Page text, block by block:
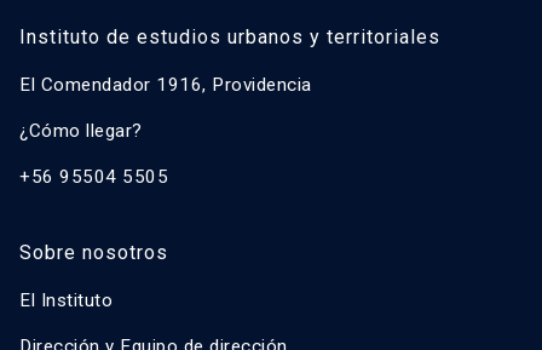
Instituto de estudios urbanos y territoriales
El Comendador 1916, Providencia
¿Cómo llegar?
+56 95504 5505
Sobre nosotros
El Instituto